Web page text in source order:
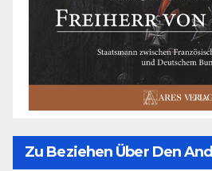
Zu Beziehen Über Den